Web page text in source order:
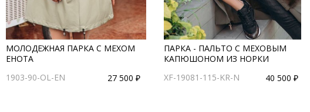
МОЛОДЕЖНАЯ ПАРКА С МЕХОМ
ЕНОТА
1903-90-OL-EN
27 500 ₽
ПАРКА - ПАЛЬТО С МЕХОВЫМ
КАПЮШОНОМ ИЗ НОРКИ
XF-19081-115-KR-N
40 500 ₽